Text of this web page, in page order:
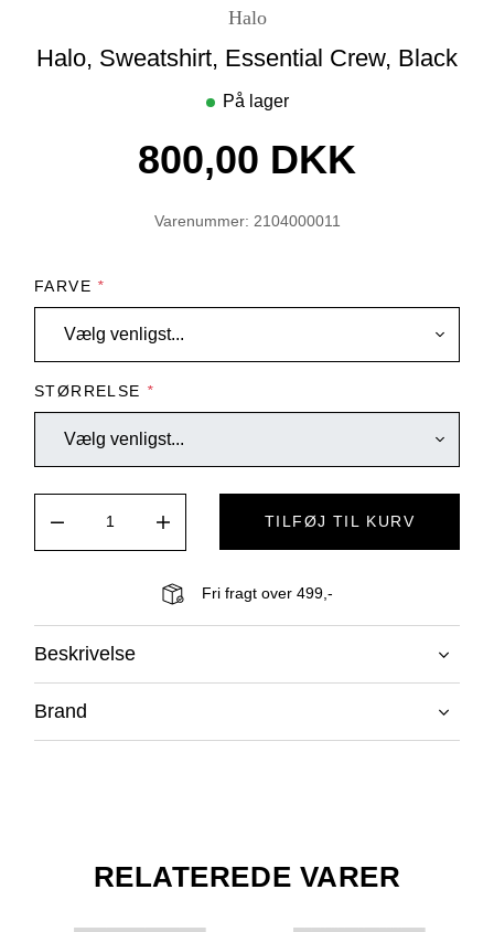
Halo
Halo, Sweatshirt, Essential Crew, Black
På lager
800,00 DKK
Varenummer: 2104000011
FARVE *
STØRRELSE *
TILFØJ TIL KURV
Fri fragt over 499,-
Beskrivelse
Brand
RELATEREDE VARER